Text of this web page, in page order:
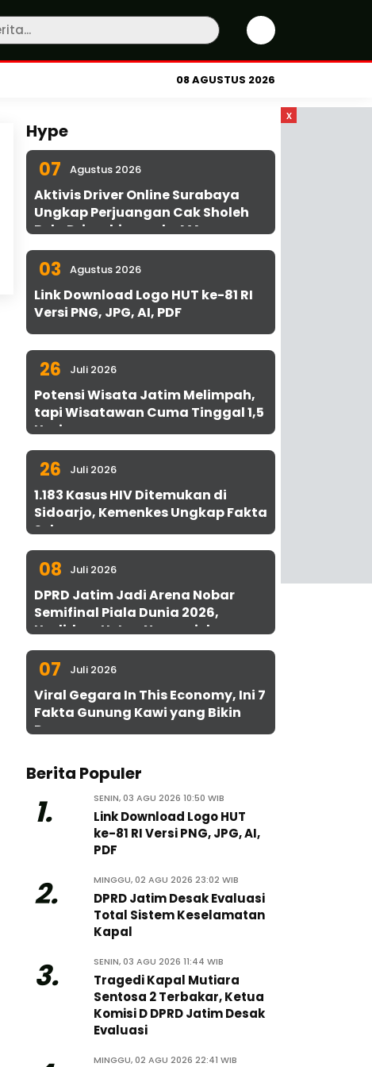
08 AGUSTUS 2026
x
Hype
07 Agustus 2026
Aktivis Driver Online Surabaya
Ungkap Perjuangan Cak Sholeh
Bela Driver hingga ke MA
03 Agustus 2026
Link Download Logo HUT ke-81 RI
Versi PNG, JPG, AI, PDF
26 Juli 2026
Potensi Wisata Jatim Melimpah,
tapi Wisatawan Cuma Tinggal 1,5
Hari
26 Juli 2026
1.183 Kasus HIV Ditemukan di
Sidoarjo, Kemenkes Ungkap Fakta
Sebenarnya
08 Juli 2026
DPRD Jatim Jadi Arena Nobar
Semifinal Piala Dunia 2026,
Hadirkan Uston Nawawi dan
UMKM Gratis untuk 1.000 Warga
07 Juli 2026
Viral Gegara In This Economy, Ini 7
Fakta Gunung Kawi yang Bikin
Penasaran
Berita Populer
1. SENIN, 03 AGU 2026 10:50 WIB
Link Download Logo HUT
ke-81 RI Versi PNG, JPG, AI,
PDF
2. MINGGU, 02 AGU 2026 23:02 WIB
DPRD Jatim Desak Evaluasi
Total Sistem Keselamatan
Kapal
3. SENIN, 03 AGU 2026 11:44 WIB
Tragedi Kapal Mutiara
Sentosa 2 Terbakar, Ketua
Komisi D DPRD Jatim Desak
Evaluasi
MINGGU, 02 AGU 2026 22:41 WIB